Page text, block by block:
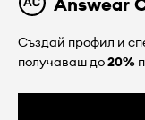
Създай профил и
получаваш до20%